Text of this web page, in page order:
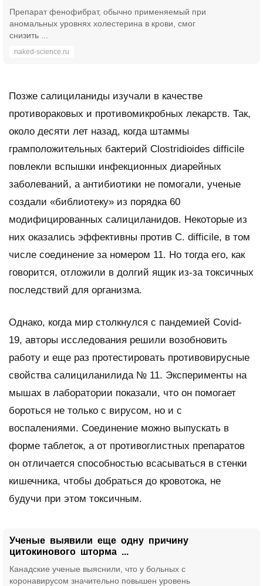
Препарат фенофибрат, обычно применяемый при
аномальных уровнях холестерина в крови, смог
снизить ...
naked-science.ru
Позже салициланиды изучали в качестве
противораковых и противомикробных лекарств. Так,
около десяти лет назад, когда штаммы
грамположительных бактерий Clostridioides difficile
повлекли вспышки инфекционных диарейных
заболеваний, а антибиотики не помогали, ученые
создали «библиотеку» из порядка 60
модифицированных салициланидов. Некоторые из
них оказались эффективны против C. difficile, в том
числе соединение за номером 11. Но тогда его, как
говорится, отложили в долгий ящик из-за токсичных
последствий для организма.
Однако, когда мир столкнулся с пандемией Covid-
19, авторы исследования решили возобновить
работу и еще раз протестировать противовирусные
свойства салициланилида № 11. Эксперименты на
мышах в лаборатории показали, что он помогает
бороться не только с вирусом, но и с
воспалениями. Соединение можно выпускать в
форме таблеток, а от противоглистных препаратов
он отличается способностью всасываться в стенки
кишечника, чтобы добраться до кровотока, не
будучи при этом токсичным.
Ученые выявили еще одну причину
цитокинового шторма ...
Канадские ученые выяснили, что у больных с
коронавирусом значительно повышен уровень